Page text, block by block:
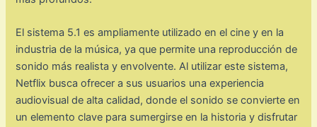
El sistema 5.1 es ampliamente utilizado en el cine y en la
industria de la música, ya que permite una reproducción de
sonido más realista y envolvente. Al utilizar este sistema,
Netflix busca ofrecer a sus usuarios una experiencia
audiovisual de alta calidad, donde el sonido se convierte en
un elemento clave para sumergirse en la historia y disfrutar